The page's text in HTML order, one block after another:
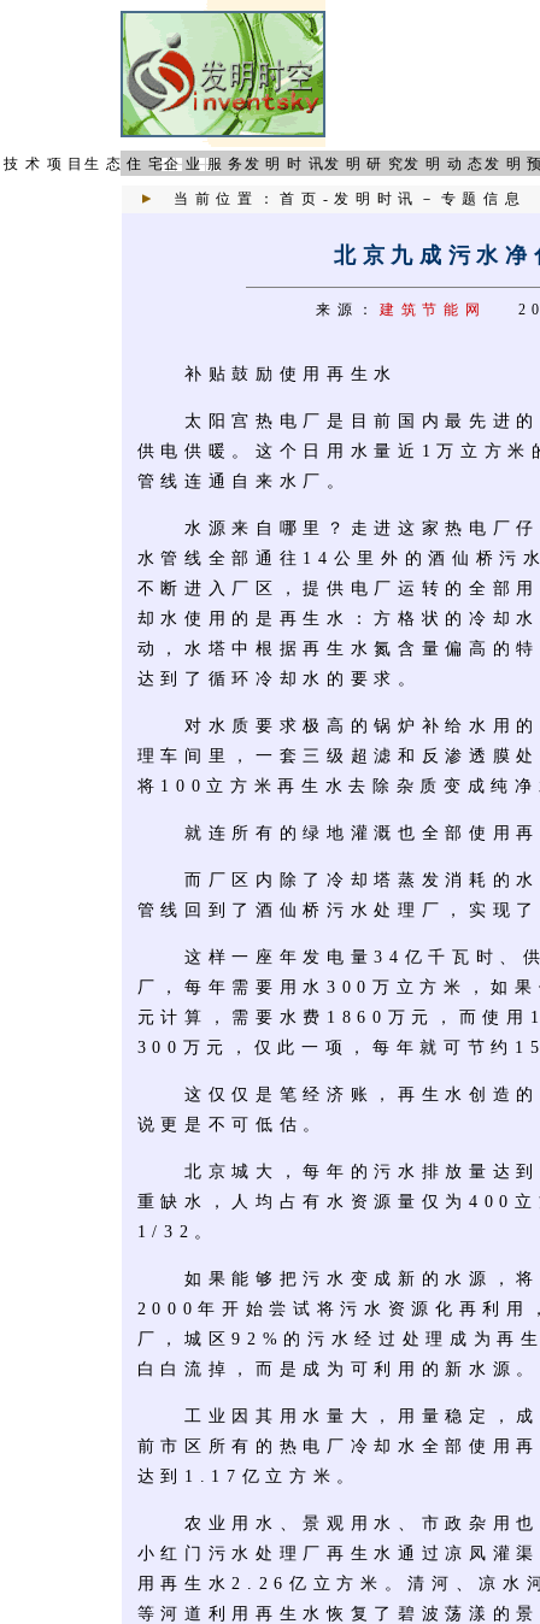
术项目生态住宅企业服务发明时讯发明研究发明动态发明
当前位置：首页 -发明时讯 － 专题信息
北京九成污水
来源： 建筑节能网
补贴鼓励使用再生水
太阳宫热电厂是目前国内最先进的
供电供暖。这个日用水量近1万立方
管线连通自来水厂。
水源来自哪里？走进这家热电厂仔
水管线全部通往14公里外的酒仙桥污
不断进入厂区，提供电厂运转的全部
却水使用的是再生水：方格状的冷却
动，水塔中根据再生水氮含量偏高的
达到了循环冷却水的要求。
对水质要求极高的锅炉补给水用的
理车间里，一套三级超滤和反渗透膜
将100立方米再生水去除杂质变成纯
就连所有的绿地灌溉也全部使用再
而厂区内除了冷却塔蒸发消耗的水
管线回到了酒仙桥污水处理厂，实现
这样一座年发电量34亿千瓦时、
厂，每年需要用水300万立方米，如
元计算，需要水费1860万元，而使用
300万元，仅此一项，每年就可节约
这仅仅是笔经济账，再生水创造的
说更是不可低估。
北京城大，每年的污水排放量达到
重缺水，人均占有水资源量仅为400
1/32。
如果能够把污水变成新的水源，将
2000年开始尝试将污水资源化再利用
厂，城区92%的污水经过处理成为再
白白流掉，而是成为可利用的新水源。
工业因其用水量大，用量稳定，成
前市区所有的热电厂冷却水全部使用
达到1.17亿立方米。
农业用水、景观用水、市政杂用也
小红门污水处理厂再生水通过凉凤灌
用再生水2.26亿立方米。清河、凉水
等河道利用再生水恢复了碧波荡漾的